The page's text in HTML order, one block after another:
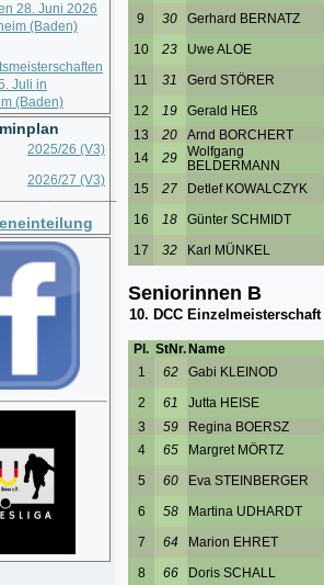
28. Juni 2026
(Baden)
Juli in
(Baden)
2025/26 (V3)
2026/27 (V3)